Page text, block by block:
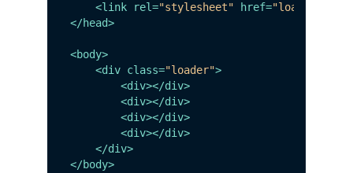
<link rel="stylesheet" href="loader.css"
</head>
<body>
<div class="loader">
<div></div>
<div></div>
<div></div>
<div></div>
</div>
</body>